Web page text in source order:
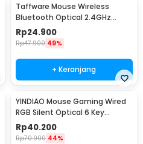
Taffware Mouse Wireless
Bluetooth Optical 2.4GHz
Silent Click 1600DPI - DC001
Rp24.900
Rp47.900 49%
+ Keranjang
YINDIAO Mouse Gaming Wired
RGB Silent Optical 6 Key
3200DPI - G5
Rp40.200
Rp70.900 44%